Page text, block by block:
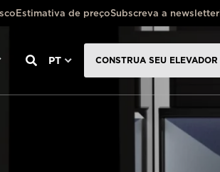
Estimativa de preçoSubscreva a newsletter
PT CONSTRUA SEU ELEVADOR